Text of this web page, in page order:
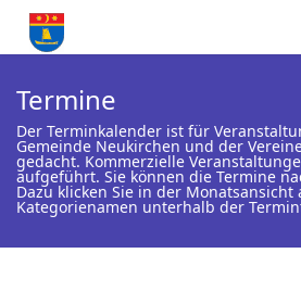
Termine
Der Terminkalender ist für
Gemeinde Neukirchen und der
gedacht. Kommerzielle
aufgeführt. Sie können die Termine
Dazu klicken Sie in der Monatsansicht
Kategorienamen unterhalb der